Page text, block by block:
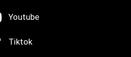
Youtube
Tiktok